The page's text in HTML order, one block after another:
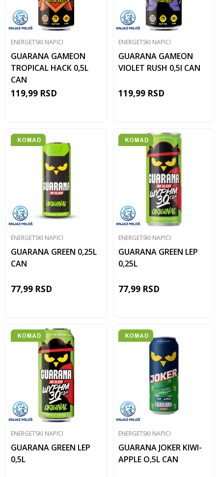
ENERGETSKI NAPICI
GUARANA GAMEON
TROPICAL HACK 0,5L
CAN
119,99 RSD
ENERGETSKI NAPICI
GUARANA GAMEON
VIOLET RUSH 0,5l CAN
119,99 RSD
ENERGETSKI NAPICI
GUARANA GREEN 0,25L
CAN
77,99 RSD
ENERGETSKI NAPICI
GUARANA GREEN LEP
0,25L
77,99 RSD
ENERGETSKI NAPICI
GUARANA GREEN LEP
0,5L
ENERGETSKI NAPICI
GUARANA JOKER KIWI-
APPLE O,5L CAN